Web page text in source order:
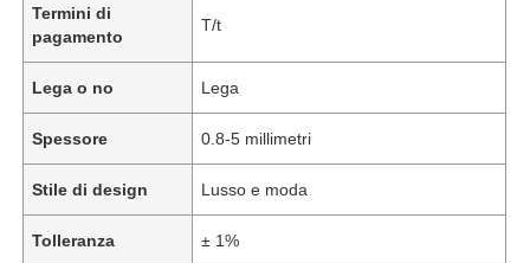
Termini di
pagamento
T/t
Lega o no Lega
Spessore 0.8-5 millimetri
Stile di design Lusso e moda
Tolleranza ± 1%